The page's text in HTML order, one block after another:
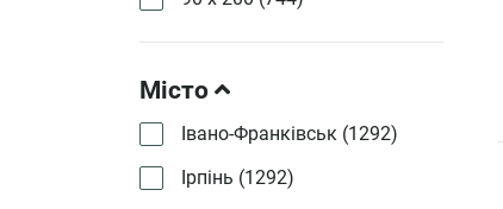
Місто
Івано-Франківськ (1292)
Ірпінь (1292)